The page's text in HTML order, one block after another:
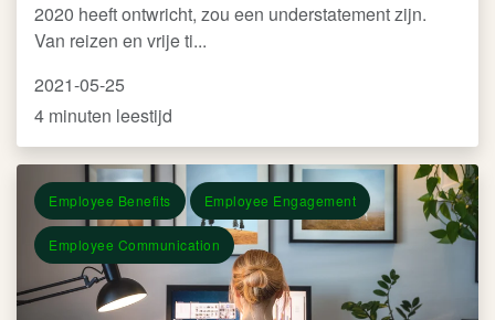
2020 heeft ontwricht, zou een understatement zijn.
Van reizen en vrije ti...
2021-05-25
4 minuten leestijd
Employee Benefits Employee Engagement
Employee Communication